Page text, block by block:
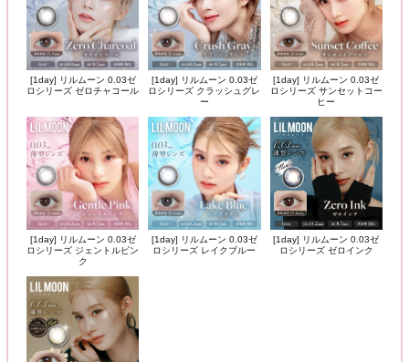
[1day] リルムーン 0.03ゼ
ロシリーズ ゼロチャコール
[1day] リルムーン 0.03ゼ
ロシリーズ クラッシュグレ
ー
[1day] リルムーン 0.03ゼ
ロシリーズ サンセットコー
ヒー
[1day] リルムーン 0.03ゼ
ロシリーズ ジェントルピン
ク
[1day] リルムーン 0.03ゼ
ロシリーズ レイクブルー
[1day] リルムーン 0.03ゼ
ロシリーズ ゼロインク